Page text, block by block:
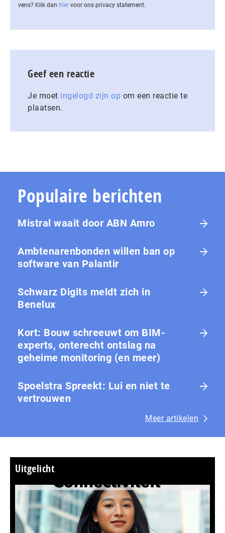
vens? Klik dan hier voor ons privacy statement.
Geef een reactie
Je moet ingelogd zijn op om een reactie te
plaatsen.
Populaire berichten
Mistral waait door ABN Amro
Ambtenarenbonden willen ban op
software van Palantir
Schwarz Digits meldt zich in
Benelux
Kort: Bouw schreeuwt om BIM-
experts, onterecht ontslag na
geheime monitoring (en meer)
Spoelstra Spreekt: Lui en niet te
vertrouwen
Meer artikelen
Uitgelicht